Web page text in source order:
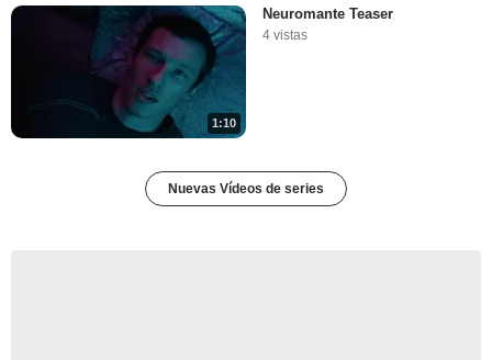
1:10
Neuromante Teaser
4 vistas
Nuevas Vídeos de series